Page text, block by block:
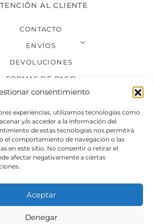
consentimiento
experiencias, utilizamos tecnologías como
y/o acceder a la información del
de estas tecnologías nos permitirá
el comportamiento de navegación o las
en este sitio. No consentir o retirar el
afectar negativamente a ciertas
Aceptar
Denegar
AL CLIENTE
CONTACTO
ENVÍOS
DEVOLUCIONES
FORMAS DE PAGO
SÍGUENOS